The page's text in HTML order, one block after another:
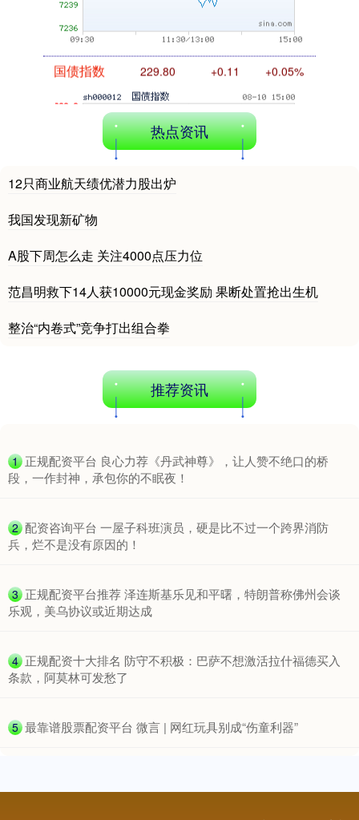
国债指数 229.80 +0.05%
期指IC0 7881.40
深证成指 14316.96 +5.95 +0.04%
热点资讯
12只商业航天绩优潜力股出炉
我国发现新矿物
A股下周怎么走 关注4000点压力位
范昌明救下14人获10000元现金奖励 果断处置抢出生机
整治“内卷式”竞争打出组合拳
推荐资讯
1 ​正规配资平台 良心力荐《丹武神尊》，让人赞不绝口的桥
段，一作封神，承包你的不眠夜！
2 ​配资咨询平台 一屋子科班演员，硬是比不过一个跨界消防
兵，烂不是没有原因的！
3 ​正规配资平台推荐 泽连斯基乐见和平曙，特朗普称佛州会谈
乐观，美乌协议或近期达成
4 ​正规配资十大排名 防守不积极：巴萨不想激活拉什福德买入
条款，阿莫林可发愁了
5 ​最靠谱股票配资平台 微言 | 网红玩具别成“伤童利器”